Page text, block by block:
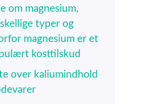
om magnesium,
typer og
magnesium er et
kosttilskud
over kaliumindhold